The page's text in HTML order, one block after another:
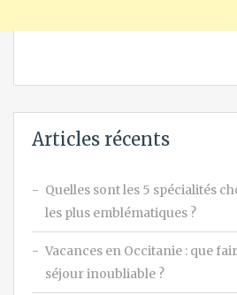
Articles récents
Quelles sont les 5 spécialités
les plus emblématiques ?
Vacances en Occitanie : que
séjour inoubliable ?